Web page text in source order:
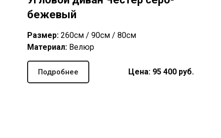
бежевый
Размер: 260см / 90см / 80см
Материал: Велюр
Подробнее Цена: 95 400 руб.